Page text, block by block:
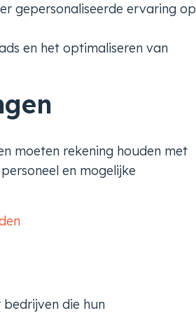
gepersonaliseerde ervaring op
en het optimaliseren van
moeten rekening houden met
en mogelijke
die hun